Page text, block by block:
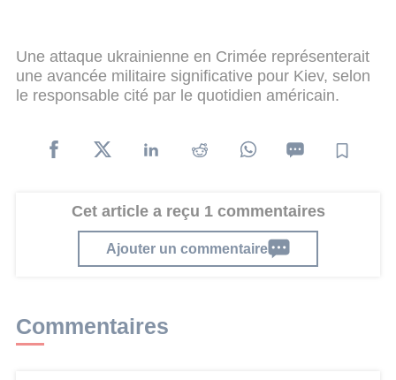
Une attaque ukrainienne en Crimée représenterait
une avancée militaire significative pour Kiev, selon
le responsable cité par le quotidien américain.
Cet article a reçu 1 commentaires
Ajouter un commentaire
Commentaires